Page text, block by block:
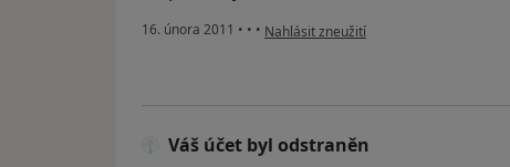
16. února 2011 • • • podle názoru uživatele Pacient
Nahlásit zneužití
Váš účet byl odstraněn